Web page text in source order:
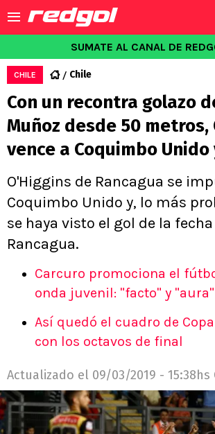
SUMATE AL CANAL DE
CHILE Chile
Con un recontra golazo
Muñoz desde 50 metros,
vence a Coquimbo
O'Higgins de Rancagua se
Coquimbo Unido y, lo más
se haya visto el gol de la fecha
Rancagua.
Carcuro promociona el
onda juvenil: "facto" y "aura"
Así quedó el cuadro de
con los octavos de final
Actualizado el 09/03/2019 - 15:38hs